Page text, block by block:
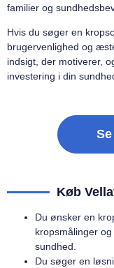
familier og
Hvis du søger en
brugervenlighed og
indsigt, der motiverer,
investering i din
Køb
Du ønsker en
kropsmålinger
sundhed.
Du søger en